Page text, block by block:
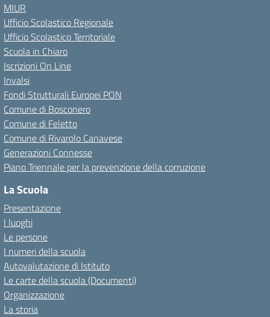
MIUR
Ufficio Scolastico Regionale
Ufficio Scolastico Territoriale
Scuola in Chiaro
Iscrizioni On Line
Invalsi
Fondi Strutturali Europei PON
Comune di Bosconero
Comune di Feletto
Comune di Rivarolo Canavese
Generazioni Connesse
Piano Triennale per la prevenzione della corruzione
La Scuola
Presentazione
I luoghi
Le persone
I numeri della scuola
Autovalutazione di Istituto
Le carte della scuola (Documenti)
Organizzazione
La storia